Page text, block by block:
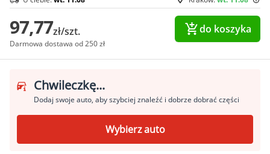
97,77zł/szt.
Darmowa dostawa od 250 zł
do koszyka
Chwileczkę...
Dodaj swoje auto, aby szybciej znaleźć i dobrze dobrać części
Wybierz auto